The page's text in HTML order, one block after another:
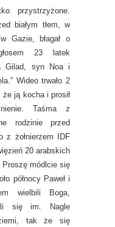
przystrzyżone.
białym tłem, w
Gazie, błagał o
23 latek
Gilad, syn Noa i
Wideo trwało 2
że ją kocha i prosił
Taśma z
rodzinie przed
z żołnierzem IDF
20 arabskich
módlcie się
północy Paweł i
wielbili Boga,
się im. Nagle
ziemi, tak że się